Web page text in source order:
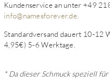
Kundenservice an unter +49
info@namesforever.de
Standardversand dauert 10-12
4,95€) 5-6 Werktage.
* Da dieser Schmuck speziell